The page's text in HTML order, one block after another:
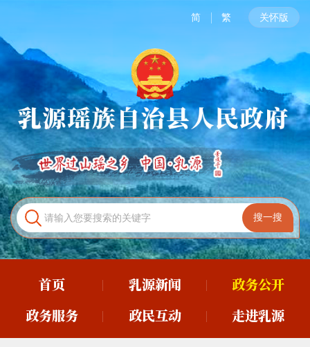
简 繁 关怀版
首页 乳源新闻
政务公开
政务服务
政民互动 走进乳源